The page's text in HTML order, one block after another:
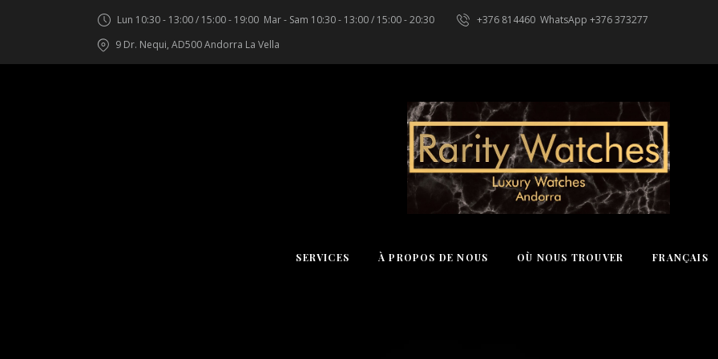
Lun 10:30 - 13:00 / 15:00 - 19:00 Mar - Sam 10:30 - 13:00 / 15:00 - 20:30 +376 814460 WhatsApp +376 373277
9 Dr. Nequi, AD500 Andorra La Vella
SERVICES À PROPOS DE NOUS OÙ NOUS TROUVER FRANÇAIS